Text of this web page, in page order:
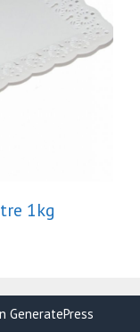
1kg
GeneratePress